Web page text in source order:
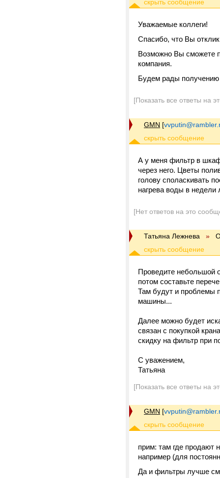
Уважаемые коллеги!
Спасибо, что Вы
Возможно Вы сможете
компания.
Будем рады получению
[Показать все ответы на
GMN [
А у меня фильтр в
через него. Цветы
голову споласкивать
нагрева воды в недели
[Нет ответов на это
Татьяна Лежнева »
Проведите небольшой
потом составьте
Там будут и проблемы
машины...
Далее можно будет
связан с покупкой
скидку на фильтр при
С уважением,
Татьяна
[Показать все ответы на
GMN [
прим: там где продают
например (для
Да и фильтры лучше